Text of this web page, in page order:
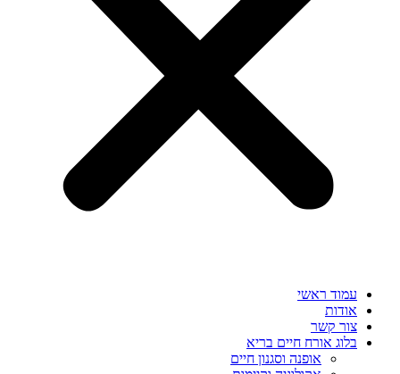
עמוד ראשי
אודות
צור קשר
בלוג אורח חיים בריא
אופנה וסגנון חיים